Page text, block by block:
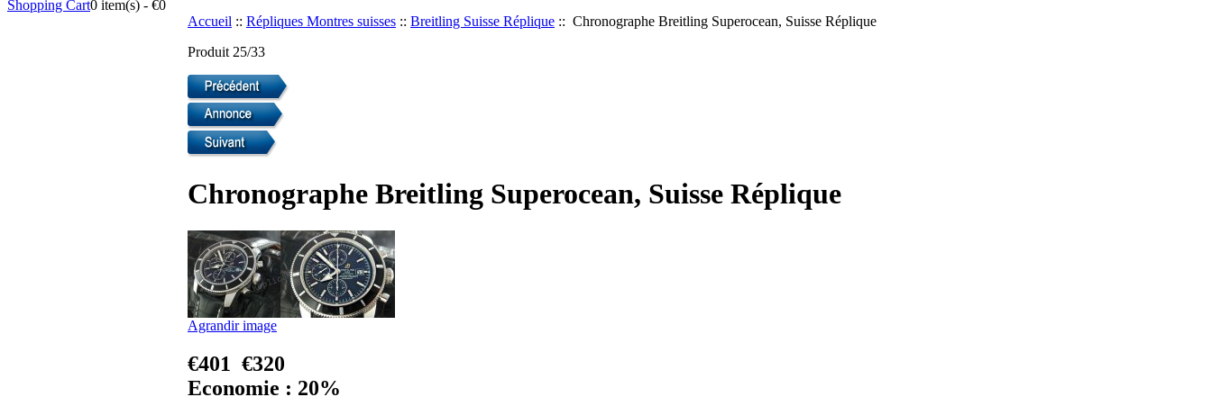
Shopping Cart0 item(s) - €0
Accueil :: Répliques Montres suisses :: Breitling Suisse Réplique :: Chronographe Breitling Superocean, Suisse Réplique
Produit 25/33
Chronographe Breitling Superocean, Suisse Réplique
Agrandir image
€401 €320
Economie : 20%